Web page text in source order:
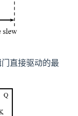
直接驱动的最